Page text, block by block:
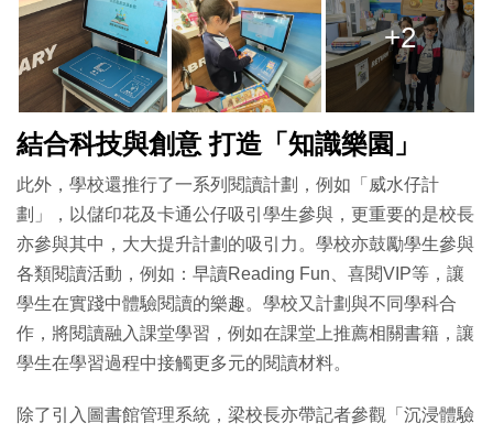
+2
結合科技與創意 打造「知識樂園」
此外，學校還推行了一系列閱讀計劃，例如「威水仔計
劃」，以儲印花及卡通公仔吸引學生參與，更重要的是校長
亦參與其中，大大提升計劃的吸引力。學校亦鼓勵學生參與
各類閱讀活動，例如：早讀Reading Fun、喜閱VIP等，讓
學生在實踐中體驗閱讀的樂趣。學校又計劃與不同學科合
作，將閱讀融入課堂學習，例如在課堂上推薦相關書籍，讓
學生在學習過程中接觸更多元的閱讀材料。
除了引入圖書館管理系統，梁校長亦帶記者參觀「沉浸體驗